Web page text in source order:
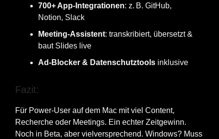
700+ App-Integrationen: z. B. GitHub,
Notion, Slack
Meeting-Assistent: transkribiert, übersetzt &
baut Slides live
Ad-Blocker & Datenschutztools inklusive
Fazit:
Für Power-User auf dem Mac mit viel Content,
Recherche oder Meetings. Ein echter Zeitgewinn.
Noch in Beta, aber vielversprechend. Windows? Muss